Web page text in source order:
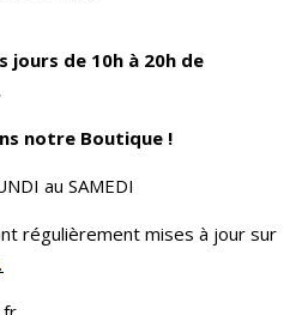
jours de 10h à 20h de
notre Boutique !
au SAMEDI
régulièrement mises à jour sur
.